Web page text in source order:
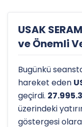
USAK
ve Önemli
Bugünkü
hareket eden
geçirdi.
üzerindeki
göstergesi